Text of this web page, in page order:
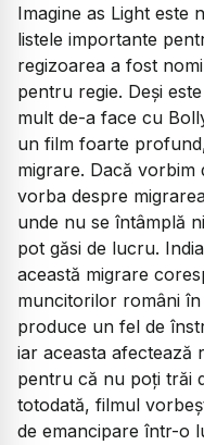
Imagine as Light este
listele importante
regizoarea a fost
pentru regie. Deși
mult de-a face cu
un film foarte
migrare. Dacă vorbim
vorba despre
unde nu se întâmplă
pot găsi de lucru.
această migrare
muncitorilor români
produce un fel de
iar aceasta afectează
pentru că nu poți trăi
totodată, filmul
de emancipare într-o